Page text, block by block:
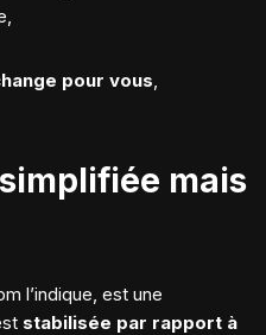
pour vous,
mais
l’indique, est une
stabilisée par rapport à